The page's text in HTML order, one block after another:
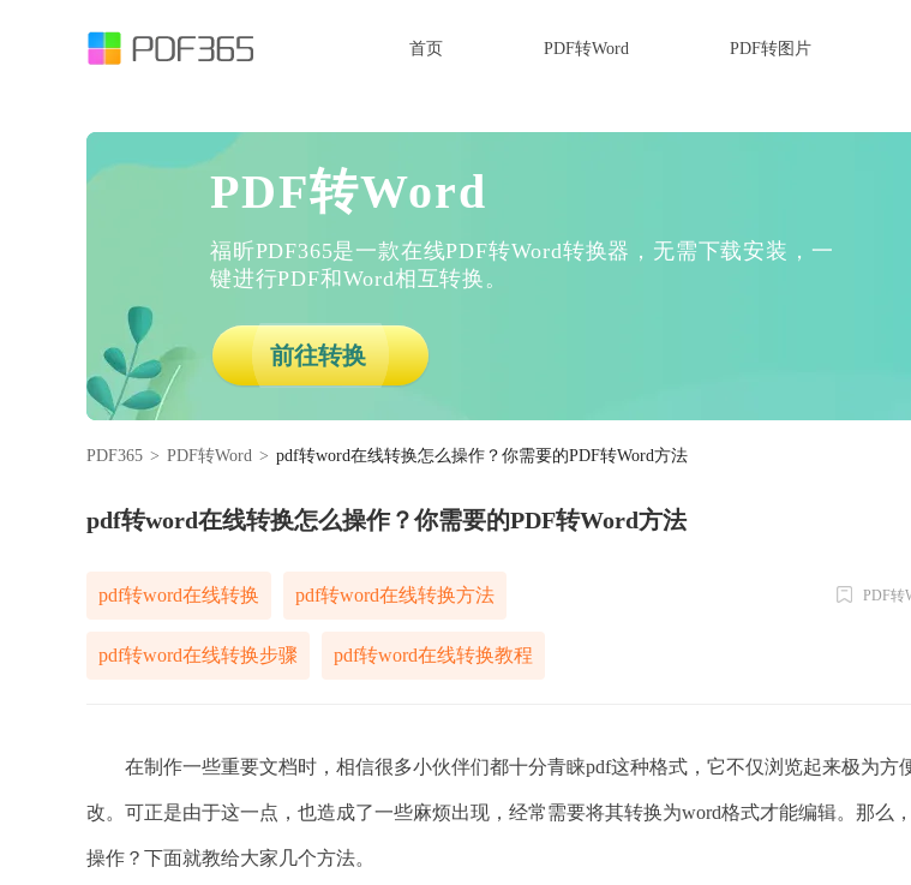
首页 PDF转Word PDF转图片
PDF转Word
福昕PDF365是一款在线PDF转Word转换器，无需下载安装，一
键进行PDF和Word相互转换。
前往转换
PDF365 > PDF转Word > pdf转word在线转换怎么操作？你需要的PDF转Word方法
pdf转word在线转换怎么操作？你需要的PDF转Word方法
pdf转word在线转换 pdf转word在线转换方法
pdf转word在线转换步骤 pdf转word在线转换教程
PDF转
在制作一些重要文档时，相信很多小伙伴们都十分青睐pdf这种格式，它不仅浏览起来极为方
改。可正是由于这一点，也造成了一些麻烦出现，经常需要将其转换为word格式才能编辑。那么，
操作？下面就教给大家几个方法。